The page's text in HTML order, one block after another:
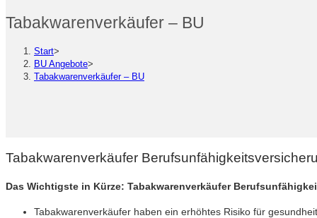
Tabakwarenverkäufer – BU
Start>
BU Angebote>
Tabakwarenverkäufer – BU
Tabakwarenverkäufer
Das Wichtigste in Kürze: Tabakwarenverkäufer
Tabakwarenverkäufer haben ein erhöhtes Risiko für